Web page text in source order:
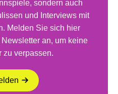
sondern auch
und Interviews mit
Melden Sie sich hier
an, um keine
zu verpassen.